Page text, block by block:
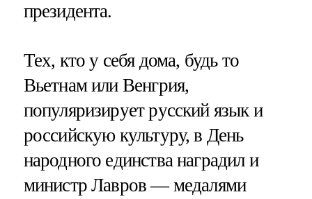
президента.
Тех, кто у себя дома, будь то
Вьетнам или Венгрия,
популяризирует русский язык и
российскую культуру, в День
народного единства наградил и
министр Лавров — медалями